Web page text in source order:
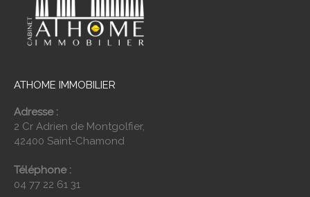
ATHOME IMMOBILIER
Adresse :
2 Cr Adrien de Montgolfier,
42400 Saint-Chamond
Téléphone :
04 77 22 61 31